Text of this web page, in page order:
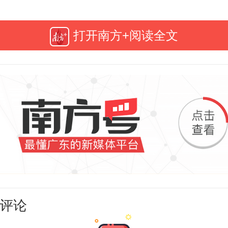
海鲜美食之都产业综合体项目主
项目总建筑面积
打开南方+阅读全文
论